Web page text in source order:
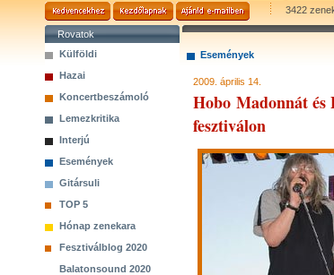
3422
Rovatok
Külföldi
Hazai
Koncertbeszámoló
Lemezkritika
Interjú
Események
Gitársuli
TOP 5
Hónap zenekara
Fesztiválblog 2020
Balatonsound 2020
Események
2009. április 14.
Hobo Madonnát és
fesztiválon